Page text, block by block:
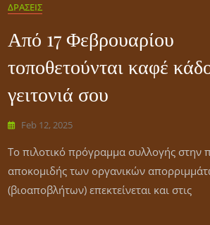
ΔΡΑΣΕΙΣ
Από 17 Φεβρουαρίου
τοποθετούνται καφέ
γειτονιά σου
Feb 12, 2025
Το πιλοτικό πρόγραμμα συλλογής στην
αποκομιδής των οργανικών
(βιοαποβλήτων) επεκτείνεται και στις